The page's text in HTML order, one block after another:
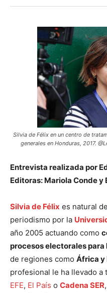
Silvia de Félix en un centro de
generales en Honduras, 2017.
Entrevista realizada por
Editoras: Mariola Conde y
Silvia de Félix es natural de
periodismo por la
año 2005 actuando como
procesos electorales para
de regiones como África y
profesional le ha llevado a
EFE, El País o Cadena SER